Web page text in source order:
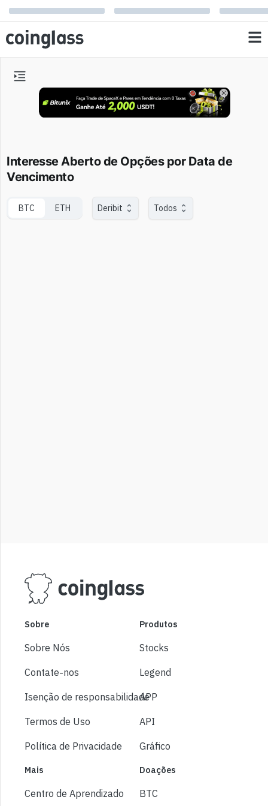
Interesse Aberto de Opções por Data de
Vencimento
BTC ETH Deribit Todos
Sobre
Sobre Nós
Contate-nos
Isenção de responsabilidade
Termos de Uso
Política de Privacidade
Produtos
Stocks
Legend
APP
API
Gráfico
Mais
Centro de Aprendizado
Doações
BTC